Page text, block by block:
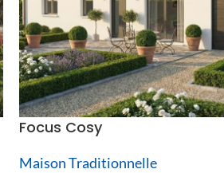
Focus Cosy
Maison Traditionnelle